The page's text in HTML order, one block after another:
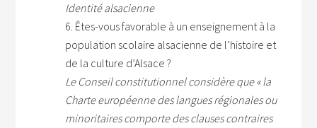
Identité alsacienne
6. Êtes-vous favorable à un enseignement à la
population scolaire alsacienne de l’histoire et
de la culture d’Alsace ?
Le Conseil constitutionnel considère que « la
Charte européenne des langues régionales ou
minoritaires comporte des clauses contraires